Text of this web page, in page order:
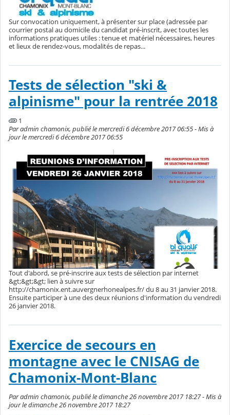
Sur convocation uniquement, à présenter sur place (adressée par
courrier postal au domicile du candidat pré-inscrit, avec toutes les
informations pratiques utiles : tenue et matériel nécessaires, heures
et lieux de rendez-vous, modalités de repas...
Tests de sélection "ski &
alpinisme" pour la rentrée 2018
1
Par admin chamonix, publié le mercredi 6 décembre 2017 06:55 - Mis à
jour le mercredi 6 décembre 2017 06:55
Tout d'abord, se pré-inscrire aux tests de sélection par internet
&gt;&gt;&gt; lien à suivre sur
http://chamonix.ent.auvergnerhonealpes.fr/ du 8 au 31 janvier 2018.
Ensuite participer à une des deux réunions d'information du vendredi
26 janvier 2018.
Exercice de secours en
montagne avec le CNISAG de
Chamonix-Mont-Blanc
Par admin chamonix, publié le dimanche 26 novembre 2017 18:27 - Mis à
jour le dimanche 26 novembre 2017 18:27